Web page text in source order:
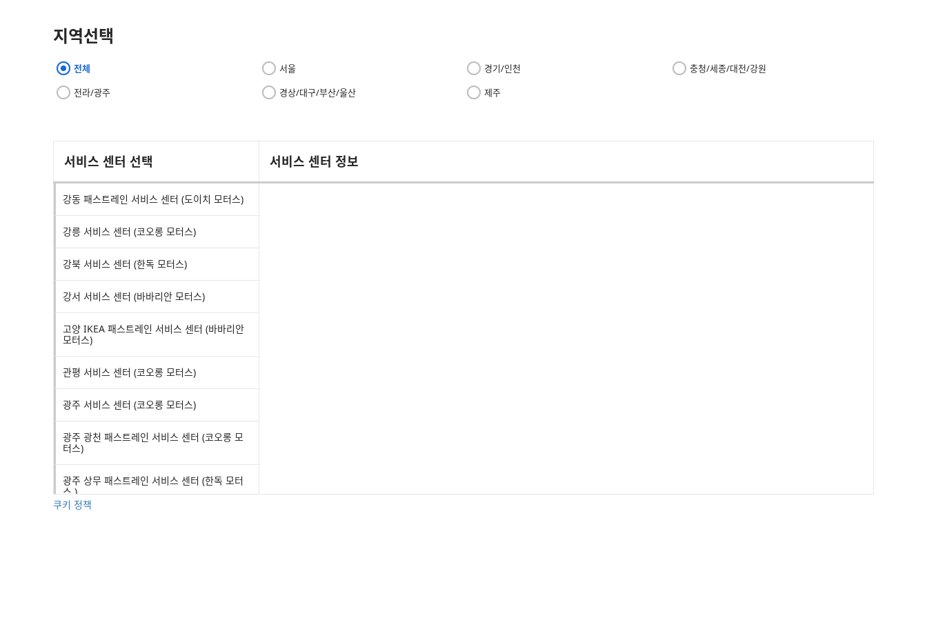
지역선택
전체 서울 경기/인천
충청/세종/대전/강원
전라/광주
경상/대구/부산/울산 제주
서비스 센터 선택 서비스 센터 정보
강동 패스트레인 서비스 센터 (도이치 모터스)
강릉 서비스 센터 (코오롱 모터스)
강북 서비스 센터 (한독 모터스)
강서 서비스 센터 (바바리안 모터스)
고양 IKEA 패스트레인 서비스 센터 (바바리안
모터스)
관평 서비스 센터 (코오롱 모터스)
광주 서비스 센터 (코오롱 모터스)
광주 광천 패스트레인 서비스 센터 (코오롱 모
터스)
광주 상무 패스트레인 서비스 센터 (한독 모터
스 )
쿠키 정책